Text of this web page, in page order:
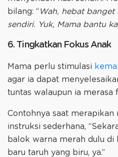
bilang: “Wah, hebat
sendiri. Yuk, Mama bantu
6. Tingkatkan Fokus Anak
Mama perlu stimulasi
agar ia dapat
tuntas walaupun ia merasa
Contohnya saat merapikan
instruksi sederhana,
balok warna merah dulu di
baru taruh yang biru, ya.”